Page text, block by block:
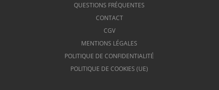
QUESTIONS FRÉQUENTES
CONTACT
CGV
MENTIONS LÉGALES
POLITIQUE DE CONFIDENTIALITÉ
POLITIQUE DE COOKIES (UE)